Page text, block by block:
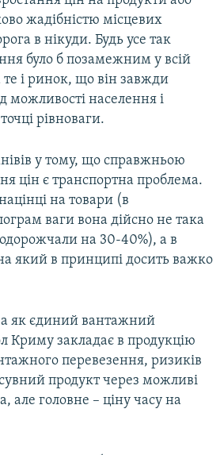
жадібністю місцевих
в нікуди. Будь усе так
було б позамежним у всій
те і ринок, що він завжди
можливості населення і
рівноваги.
у тому, що справжньою
цін є транспортна проблема.
на товари (в
ваги вона дійсно не така
на 30-40%), а в
який в принципі досить важко
як єдиний вантажний
Криму закладає в продукцію
перевезення, ризиків
продукт через можливі
але головне – ціну часу на